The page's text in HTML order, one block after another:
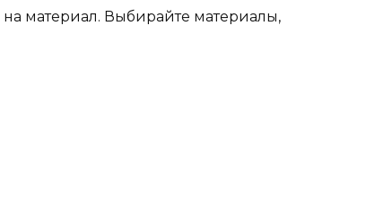
на материал. Выбирайте материалы,